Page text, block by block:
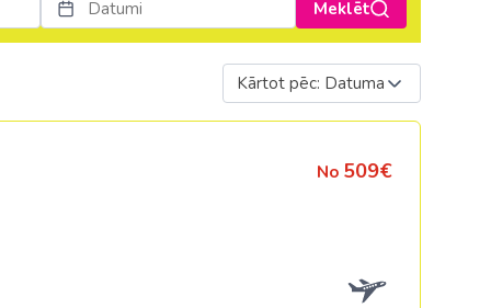
Decembrī Janvārī
Decembrī Janvārī
Decembrī Janvārī
Meklēt
Kārtot pēc: Datuma
No 509€